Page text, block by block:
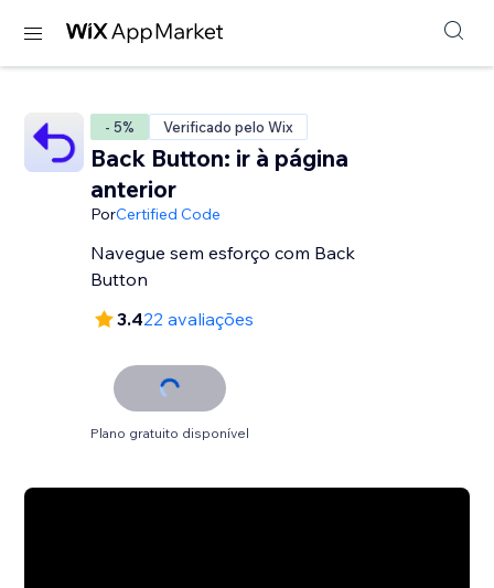
- 5% Verificado pelo Wix
Back Button: ir à página
anterior
PorCertified Code
Navegue sem esforço com Back
Button
3.422 avaliações
Plano gratuito disponível